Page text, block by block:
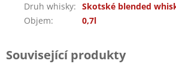
Druh whisky: Skotské blended
Objem: 0,7l
Související produkty